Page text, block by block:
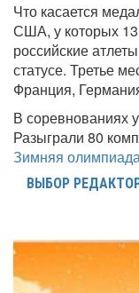
Что касается
США, у которых 13
российские
статусе. Третье
Франция,
В соревнованиях
Разыграли 80
Зимняя
ВЫБОР